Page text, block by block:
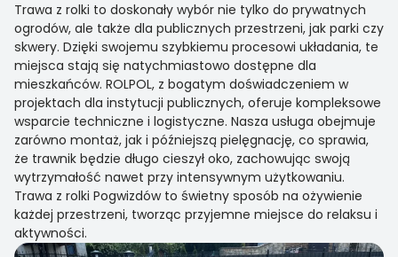
Trawa z rolki to doskonały wybór nie tylko do prywatnych
ogrodów, ale także dla publicznych przestrzeni, jak parki czy
skwery. Dzięki swojemu szybkiemu procesowi układania, te
miejsca stają się natychmiastowo dostępne dla
mieszkańców. ROLPOL, z bogatym doświadczeniem w
projektach dla instytucji publicznych, oferuje kompleksowe
wsparcie techniczne i logistyczne. Nasza usługa obejmuje
zarówno montaż, jak i późniejszą pielęgnację, co sprawia,
że trawnik będzie długo cieszył oko, zachowując swoją
wytrzymałość nawet przy intensywnym użytkowaniu.
Trawa z rolki Pogwizdów to świetny sposób na ożywienie
każdej przestrzeni, tworząc przyjemne miejsce do relaksu i
aktywności.